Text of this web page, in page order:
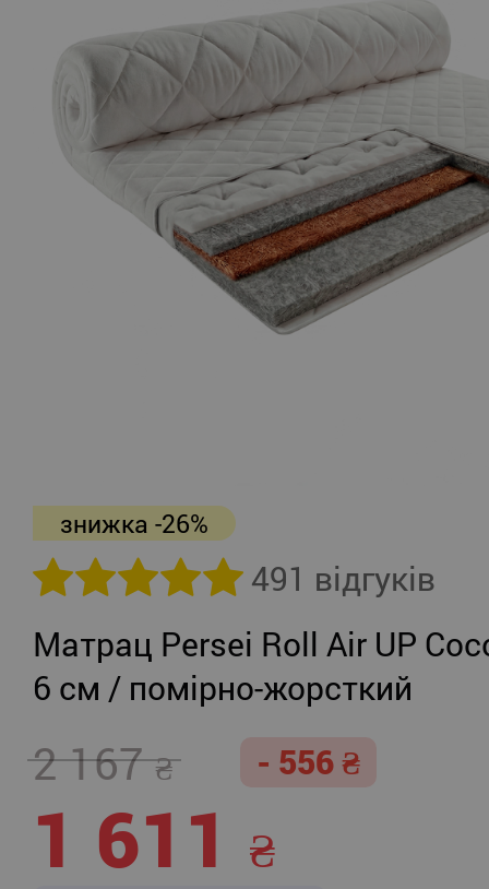
знижка -26%
491 відгуків
Матрац Persei Roll Air UP
6 см / помірно-жорсткий
2 167 - 556
1 611